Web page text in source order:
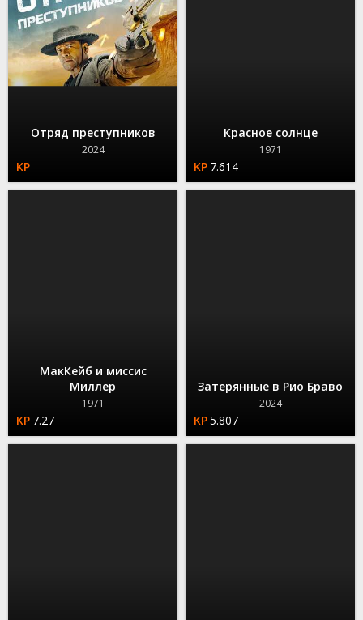
Отряд преступников
2024
Красное солнце
1971
7.614
МакКейб и миссис
Миллер
1971
7.27
Затерянные в Рио Браво
2024
5.807